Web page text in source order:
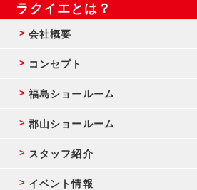
ラクイエとは？
会社概要
コンセプト
福島ショールーム
郡山ショールーム
スタッフ紹介
イベント情報